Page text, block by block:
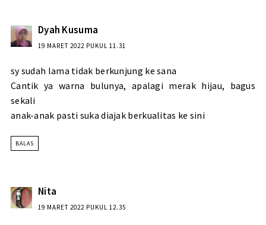
Dyah Kusuma
19 MARET 2022 PUKUL 11.31
sy sudah lama tidak berkunjung ke sana
Cantik ya warna bulunya, apalagi merak hijau, bagus
sekali
anak-anak pasti suka diajak berkualitas ke sini
BALAS
Nita
19 MARET 2022 PUKUL 12.35